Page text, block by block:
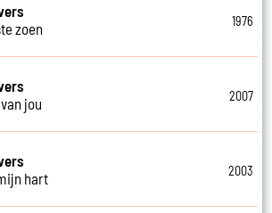
zoen
1976
jou
2007
hart
2003